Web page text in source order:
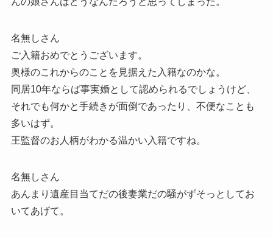
名無しさん
ご入籍おめでとうございます。
奥様のこれからのことを見据えた入籍なのかな。
同居10年ならば事実婚として認められるでしょうけど、
それでも何かと手続きが面倒であったり、不便なことも
多いはず。
王監督のお人柄がわかる温かい入籍ですね。
名無しさん
あんまり遺産目当てだの後妻業だの騒がずそっとしてお
いてあげて。